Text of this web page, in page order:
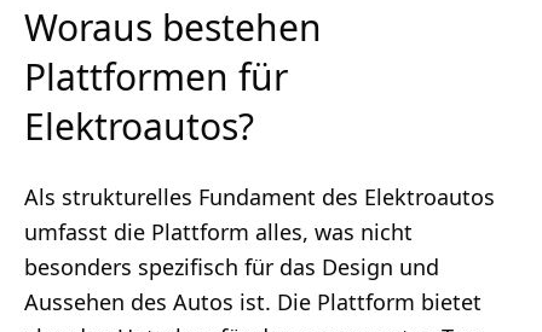
Woraus bestehen
Plattformen für
Elektroautos?
Als strukturelles Fundament des Elektroautos
umfasst die Plattform alles, was nicht
besonders spezifisch für das Design und
Aussehen des Autos ist. Die Plattform bietet